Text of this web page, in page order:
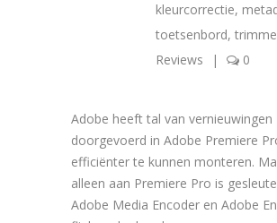
kleurcorrectie,
toetsenbord,
Reviews
| 0
Adobe heeft tal van vernieuwingen
doorgevoerd in Adobe Premiere
efficiënter te kunnen monteren.
alleen aan Premiere Pro is
Adobe Media Encoder en Adobe